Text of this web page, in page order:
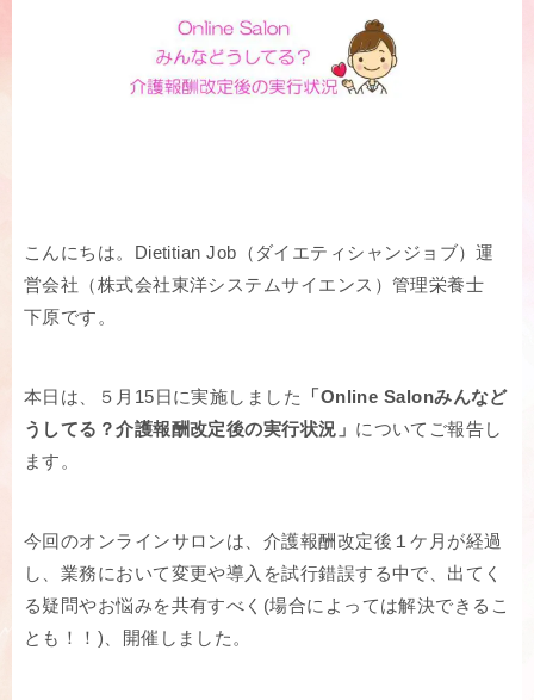
こんにちは。Dietitian Job（ダイエティシャンジョブ）運
営会社（株式会社東洋システムサイエンス）管理栄養士
下原です。
本日は、５月15日に実施しました
「Online Salonみんなど
うしてる？介護報酬改定後の実行状況」 についてご報告し
ます。
今回のオンラインサロンは、介護報酬改定後１ケ月が経過
し、業務において変更や導入を試行錯誤する中で、出てく
る疑問やお悩みを共有すべく(場合によっては解決できるこ
とも！！)、開催しました。